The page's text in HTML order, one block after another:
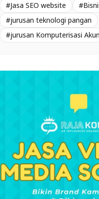
#Jasa SEO website
#jurusan teknologi pangan
#jurusan Komputerisasi